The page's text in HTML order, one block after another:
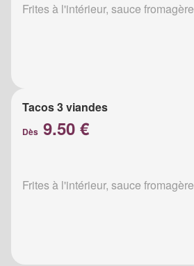
Frites à l'intérieur, sauce fromagère
Tacos 3 viandes
Dès 9.50 €
Frites à l'intérieur, sauce fromagère